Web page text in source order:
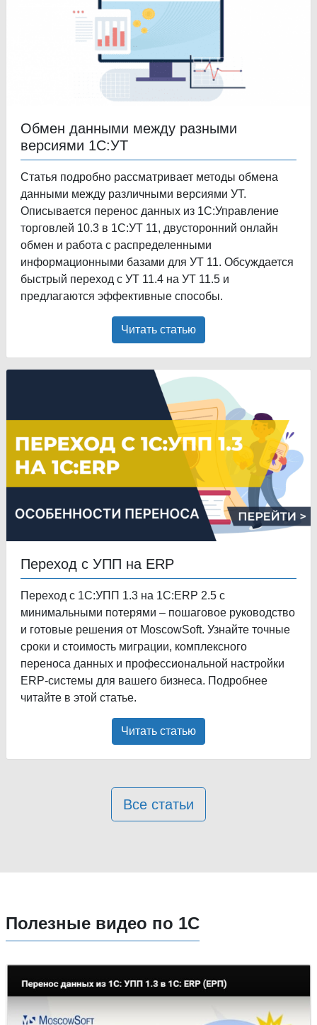
Обмен данными между разными
версиями 1С:УТ
Статья подробно рассматривает методы обмена
данными между различными версиями УТ.
Описывается перенос данных из 1С:Управление
торговлей 10.3 в 1С:УТ 11, двусторонний онлайн
обмен и работа с распределенными
информационными базами для УТ 11. Обсуждается
быстрый переход с УТ 11.4 на УТ 11.5 и
предлагаются эффективные способы.
Читать статью
Переход с УПП на ERP
Переход с 1С:УПП 1.3 на 1С:ERP 2.5 с
минимальными потерями – пошаговое руководство
и готовые решения от MoscowSoft. Узнайте точные
сроки и стоимость миграции, комплексного
переноса данных и профессиональной настройки
ERP-системы для вашего бизнеса. Подробнее
читайте в этой статье.
Читать статью
Все статьи
Полезные видео по 1С